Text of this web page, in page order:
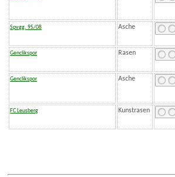
Spvgg. 95/08 Asche
Genclikspor Rasen
Genclikspor Asche
FC Leusberg Kunstrasen